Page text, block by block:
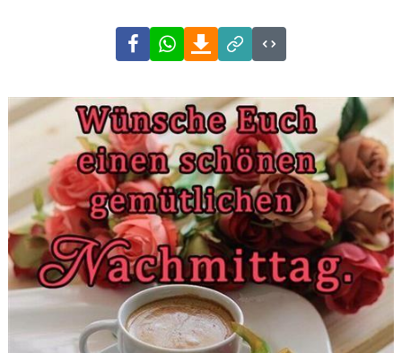
FacebookWhatsAppDownload
Link
Code